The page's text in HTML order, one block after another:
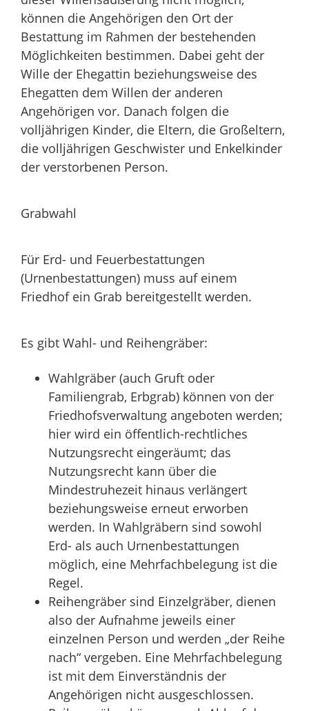
können die Angehörigen den Ort der
Bestattung im Rahmen der bestehenden
Möglichkeiten bestimmen. Dabei geht der
Wille der Ehegattin beziehungsweise des
Ehegatten dem Willen der anderen
Angehörigen vor. Danach folgen die
volljährigen Kinder, die Eltern, die Großeltern,
die volljährigen Geschwister und Enkelkinder
der verstorbenen Person.
Grabwahl
Für Erd- und Feuerbestattungen
(Urnenbestattungen) muss auf einem
Friedhof ein Grab bereitgestellt werden.
Es gibt Wahl- und Reihengräber:
Wahlgräber (auch Gruft oder
Familiengrab, Erbgrab) können von der
Friedhofsverwaltung angeboten werden;
hier wird ein öffentlich-rechtliches
Nutzungsrecht eingeräumt; das
Nutzungsrecht kann über die
Mindestruhezeit hinaus verlängert
beziehungsweise erneut erworben
werden. In Wahlgräbern sind sowohl
Erd- als auch Urnenbestattungen
möglich, eine Mehrfachbelegung ist die
Regel.
Reihengräber sind Einzelgräber, dienen
also der Aufnahme jeweils einer
einzelnen Person und werden „der Reihe
nach“ vergeben. Eine Mehrfachbelegung
ist mit dem Einverständnis der
Angehörigen nicht ausgeschlossen.